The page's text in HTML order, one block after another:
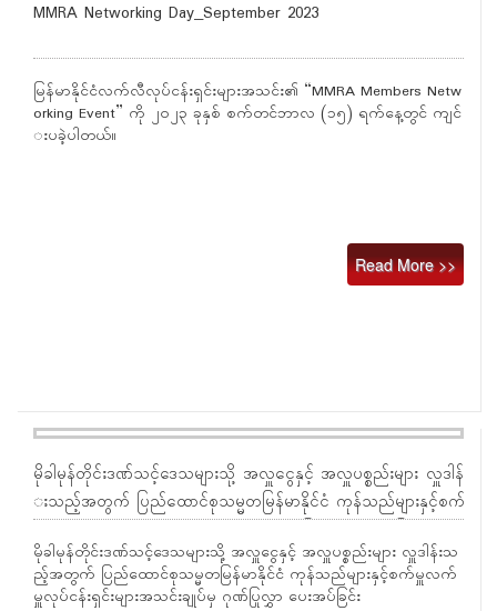
MMRA Networking Day_September 2023
မြန်မာနိုင်ငံလက်လီလုပ်ငန်းရှင်းများအသင်း၏ “MMRA Members Netw
orking Event” ကို ၂၀၂၃ ခုနှစ် စက်တင်ဘာလ (၁၅) ရက်နေ့တွင် ကျင်
းပခဲ့ပါတယ်။
Read More >>
မိုခါမုန်တိုင်းဒဏ်သင့်ဒေသများသို့ အလှူငွေနှင့် အလှူပစ္စည်းများ လှူဒါန်
းသည့်အတွက် ပြည်ထောင်စုသမ္မတမြန်မာနိုင်ငံ ကုန်သည်များနှင့်စက်
မိုခါမုန်တိုင်းဒဏ်သင့်ဒေသများသို့ အလှူငွေနှင့် အလှူပစ္စည်းများ လှူဒါန်းသ
ည့်အတွက် ပြည်ထောင်စုသမ္မတမြန်မာနိုင်ငံ ကုန်သည်များနှင့်စက်မှူလက်
မှူလုပ်ငန်းရှင်းများအသင်းချုပ်မှ ဂုဏ်ပြုလွှာ ပေးအပ်ခြင်း